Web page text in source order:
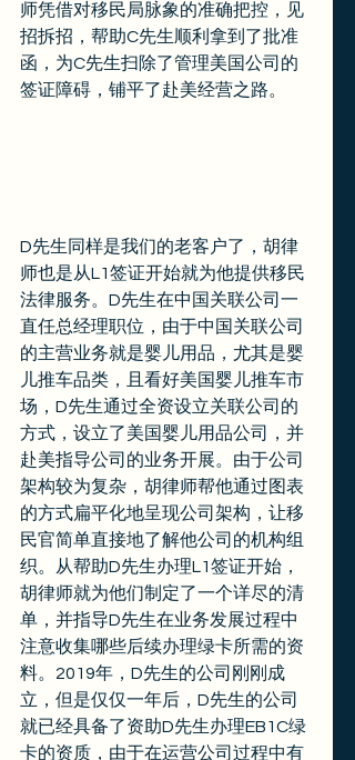
师凭借对移民局脉象的准确把控，见
招拆招，帮助C先生顺利拿到了批准
函，为C先生扫除了管理美国公司的
签证障碍，铺平了赴美经营之路。
D先生同样是我们的老客户了，胡律
师也是从L1签证开始就为他提供移民
法律服务。D先生在中国关联公司一
直任总经理职位，由于中国关联公司
的主营业务就是婴儿用品，尤其是婴
儿推车品类，且看好美国婴儿推车市
场，D先生通过全资设立关联公司的
方式，设立了美国婴儿用品公司，并
赴美指导公司的业务开展。由于公司
架构较为复杂，胡律师帮他通过图表
的方式扁平化地呈现公司架构，让移
民官简单直接地了解他公司的机构组
织。从帮助D先生办理L1签证开始，
胡律师就为他们制定了一个详尽的清
单，并指导D先生在业务发展过程中
注意收集哪些后续办理绿卡所需的资
料。2019年，D先生的公司刚刚成
立，但是仅仅一年后，D先生的公司
就已经具备了资助D先生办理EB1C绿
卡的资质，由于在运营公司过程中有